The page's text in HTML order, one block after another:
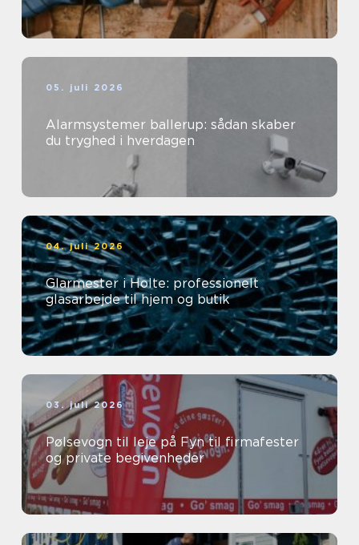
05. juli 2026
Alarmsystemer ballerup: sådan skaber
du tryghed i hverdagen
04. juli 2026
Glarmester i Holte: professionelt
glasarbejde til hjem og butik
03. juli 2026
Pølsevogn til leje på Fyn til firmafester
og private begivenheder